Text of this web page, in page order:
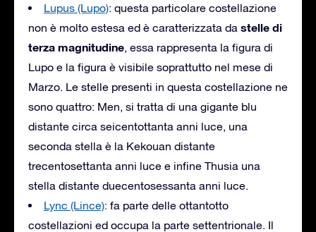
Lupus (Lupo): questa particolare costellazione
non è molto estesa ed è caratterizzata da stelle di
terza magnitudine, essa rappresenta la figura di
Lupo e la figura è visibile soprattutto nel mese di
Marzo. Le stelle presenti in questa costellazione ne
sono quattro: Men, si tratta di una gigante blu
distante circa seicentottanta anni luce, una
seconda stella è la Kekouan distante
trecentosettanta anni luce e infine Thusia una
stella distante duecentosessanta anni luce.
Lync (Lince): fa parte delle ottantotto
costellazioni ed occupa la parte settentrionale. Il